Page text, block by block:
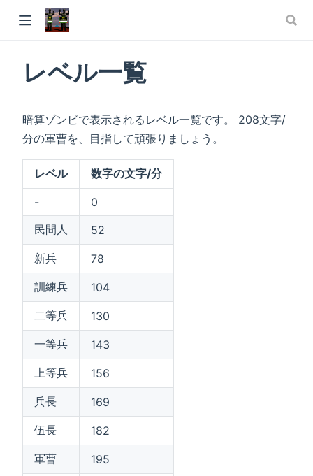
レベル一覧
暗算ゾンビで表示されるレベル一覧です。 208文字/
分の軍曹を、目指して頑張りましょう。
レベル 数字の文字/分
-
0
民間人
52
新兵
78
訓練兵
104
二等兵
130
一等兵
143
上等兵
156
兵長
169
伍長
182
軍曹
195